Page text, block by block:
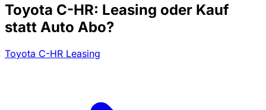
Toyota C-HR: Leasing oder Kauf
statt Auto Abo?
Toyota C-HR Leasing